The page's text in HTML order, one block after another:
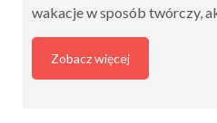
wakacje w sposób twórczy,
Zobacz więcej